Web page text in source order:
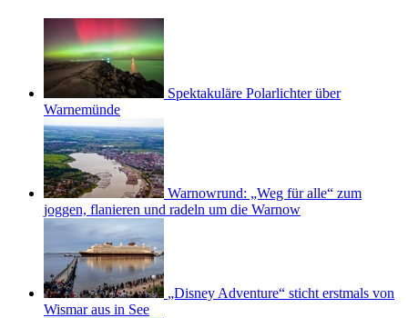
Spektakuläre Polarlichter über
Warnemünde
Warnowrund: „Weg für alle“ zum
joggen, flanieren und radeln um die Warnow
„Disney Adventure“ sticht erstmals von
Wismar aus in See